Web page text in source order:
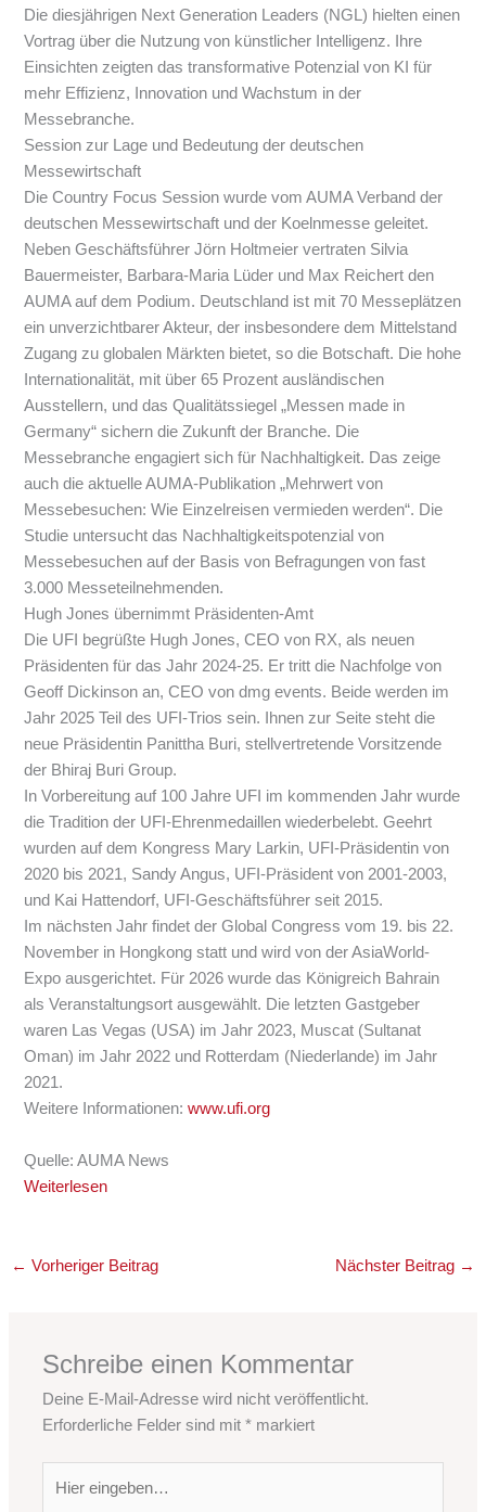
Die diesjährigen Next Generation Leaders (NGL) hielten einen
Vortrag über die Nutzung von künstlicher Intelligenz. Ihre
Einsichten zeigten das transformative Potenzial von KI für
mehr Effizienz, Innovation und Wachstum in der
Messebranche.
Session zur Lage und Bedeutung der deutschen
Messewirtschaft
Die Country Focus Session wurde vom AUMA Verband der
deutschen Messewirtschaft und der Koelnmesse geleitet.
Neben Geschäftsführer Jörn Holtmeier vertraten Silvia
Bauermeister, Barbara-Maria Lüder und Max Reichert den
AUMA auf dem Podium. Deutschland ist mit 70 Messeplätzen
ein unverzichtbarer Akteur, der insbesondere dem Mittelstand
Zugang zu globalen Märkten bietet, so die Botschaft. Die hohe
Internationalität, mit über 65 Prozent ausländischen
Ausstellern, und das Qualitätssiegel „Messen made in
Germany“ sichern die Zukunft der Branche. Die
Messebranche engagiert sich für Nachhaltigkeit. Das zeige
auch die aktuelle AUMA-Publikation „Mehrwert von
Messebesuchen: Wie Einzelreisen vermieden werden“. Die
Studie untersucht das Nachhaltigkeitspotenzial von
Messebesuchen auf der Basis von Befragungen von fast
3.000 Messeteilnehmenden.
Hugh Jones übernimmt Präsidenten-Amt
Die UFI begrüßte Hugh Jones, CEO von RX, als neuen
Präsidenten für das Jahr 2024-25. Er tritt die Nachfolge von
Geoff Dickinson an, CEO von dmg events. Beide werden im
Jahr 2025 Teil des UFI-Trios sein. Ihnen zur Seite steht die
neue Präsidentin Panittha Buri, stellvertretende Vorsitzende
der Bhiraj Buri Group.
In Vorbereitung auf 100 Jahre UFI im kommenden Jahr wurde
die Tradition der UFI-Ehrenmedaillen wiederbelebt. Geehrt
wurden auf dem Kongress Mary Larkin, UFI-Präsidentin von
2020 bis 2021, Sandy Angus, UFI-Präsident von 2001-2003,
und Kai Hattendorf, UFI-Geschäftsführer seit 2015.
Im nächsten Jahr findet der Global Congress vom 19. bis 22.
November in Hongkong statt und wird von der AsiaWorld-
Expo ausgerichtet. Für 2026 wurde das Königreich Bahrain
als Veranstaltungsort ausgewählt. Die letzten Gastgeber
waren Las Vegas (USA) im Jahr 2023, Muscat (Sultanat
Oman) im Jahr 2022 und Rotterdam (Niederlande) im Jahr
2021.
Weitere Informationen:www.ufi.org
Quelle: AUMA News
Weiterlesen
← Vorheriger Beitrag Nächster Beitrag →
Schreibe einen Kommentar
Deine E-Mail-Adresse wird nicht veröffentlicht.
Erforderliche Felder sind mit* markiert
eingeben…